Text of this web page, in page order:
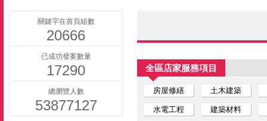
關鍵字在首頁組數
20666
已成功發案數量
17290
總瀏覽人數
53877127
全區店家服務項目
房屋修繕 土木建築
水電工程 建築材料